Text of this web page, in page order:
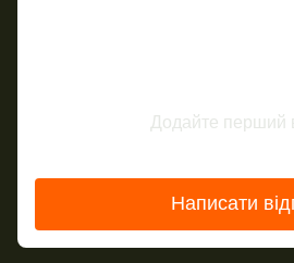
Додайте перший
Написати